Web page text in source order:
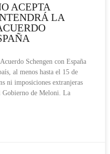
ACEPTA
LA
Schengen con España
al menos hasta el 15 de
ni imposiciones extranjeras
Gobierno de Meloni. La